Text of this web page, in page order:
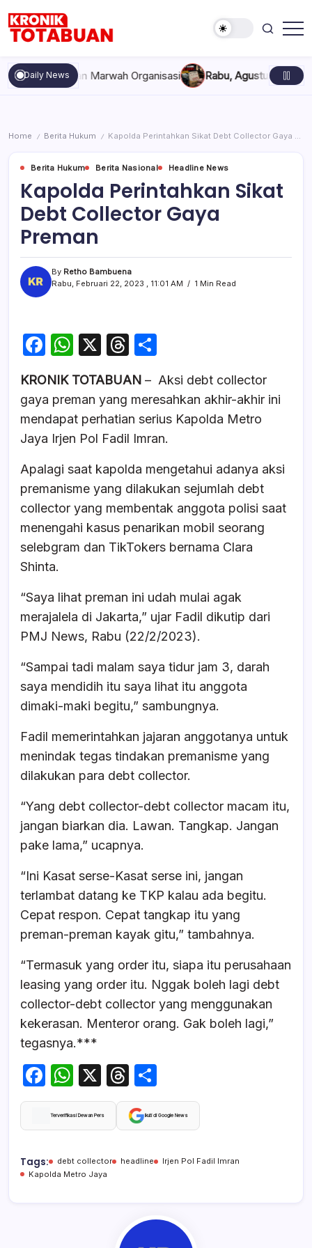
content
Totabuan
hari
ini
Kronik
Daily News
dan Marwah Organisasi Rabu, Agustus 5, 2026 ,
Home / Berita Hukum / Kapolda Perintahkan Sikat Debt Collector Gaya Preman
Berita Hukum Berita Nasional Headline News
Kapolda Perintahkan Sikat
Debt Collector Gaya
Preman
By Retho Bambuena
Rabu, Februari 22, 2023 , 11:01 AM
1 Min Read
F
c
e
b
o
k
W
at
s
A
p
X
T
e
a
d
ar
e
KRONIK TOTABUAN – Aksi debt collector
gaya preman yang meresahkan akhir-akhir ini
mendapat perhatian serius Kapolda Metro
Jaya Irjen Pol Fadil Imran.
Apalagi saat kapolda mengetahui adanya aksi
premanisme yang dilakukan sejumlah debt
collector yang membentak anggota polisi saat
menengahi kasus penarikan mobil seorang
selebgram dan TikTokers bernama Clara
Shinta.
“Saya lihat preman ini udah mulai agak
merajalela di Jakarta,” ujar Fadil dikutip dari
PMJ News, Rabu (22/2/2023).
“Sampai tadi malam saya tidur jam 3, darah
saya mendidih itu saya lihat itu anggota
dimaki-maki begitu,” sambungnya.
Fadil memerintahkan jajaran anggotanya untuk
menindak tegas tindakan premanisme yang
dilakukan para debt collector.
“Yang debt collector-debt collector macam itu,
jangan biarkan dia. Lawan. Tangkap. Jangan
pake lama,” ucapnya.
“Ini Kasat serse-Kasat serse ini, jangan
terlambat datang ke TKP kalau ada begitu.
Cepat respon. Cepat tangkap itu yang
preman-preman kayak gitu,” tambahnya.
“Termasuk yang order itu, siapa itu perusahaan
leasing yang order itu. Nggak boleh lagi debt
collector-debt collector yang menggunakan
kekerasan. Menteror orang. Gak boleh lagi,”
tegasnya.***
F
a
c
b
o
W
h
at
A
p
X
T
hr
e
d
h
ar
Terverifikasi Dewan Pers Ikuti di Google News
Tags: debt collector headline
Irjen Pol Fadil Imran
Kapolda Metro Jaya